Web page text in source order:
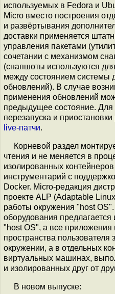
используемых в Fedora и
Micro вместо построения
и развёртывания
доставки применяется
управления пакетами
сочетании с механизмом
(снапшоты используются
между состоянием системы
обновлений). В случае
применения обновлений
предыдущее состояние.
перезапуска и
live-патчи.
Корневой раздел
чтения и не меняется в
изолированных
инструментарий с
Docker. Micro-редакция
проекте ALP (Adaptable
работы окружения "host
оборудования предлагается
"host OS", а все приложения
пространства
окружении, а в отдельных
виртуальных машинах,
и изолированных друг от
В новом выпуске: